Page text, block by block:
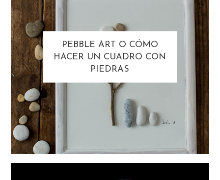
PEBBLE ART O CÓMO
HACER UN CUADRO CON
PIEDRAS